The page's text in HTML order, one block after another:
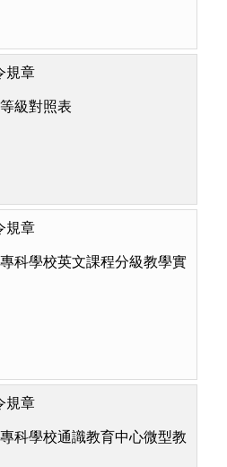
規章
級對照表
規章
科學校英文課程分級教學實
規章
科學校通識教育中心微型教